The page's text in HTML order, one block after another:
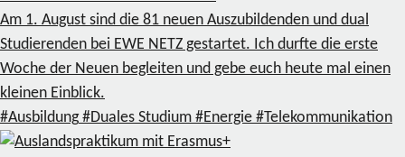
Am 1. August sind die 81 neuen Auszubildenden und dual
Studierenden bei EWE NETZ gestartet. Ich durfte die erste
Woche der Neuen begleiten und gebe euch heute mal einen
kleinen Einblick.
#Ausbildung #Duales Studium #Energie #Telekommunikation